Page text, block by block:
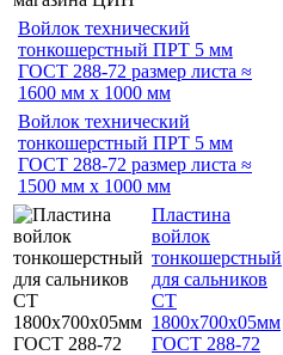
Войлок технический
тонкошерстный ПРТ 5 мм
ГОСТ 288-72 размер листа ≈
1600 мм х 1000 мм
Войлок технический
тонкошерстный ПРТ 5 мм
ГОСТ 288-72 размер листа ≈
1500 мм х 1000 мм
Пластина
войлок
тонкошерстный
для сальников
СТ
1800х700х05мм
ГОСТ 288-72